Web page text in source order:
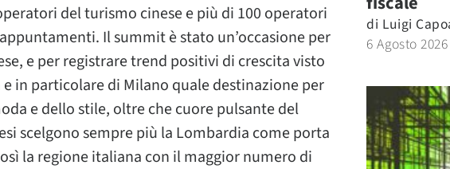
del turismo cinese e più di 100 operatori
Il summit è stato un’occasione per
e per registrare trend positivi di crescita visto
in particolare di Milano quale destinazione per
e dello stile, oltre che cuore pulsante del
scelgono sempre più la Lombardia come porta
la regione italiana con il maggior numero di
di Luigi
6 Agosto 2026